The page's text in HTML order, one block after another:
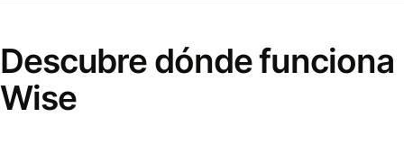
Descubre dónde funciona
Wise